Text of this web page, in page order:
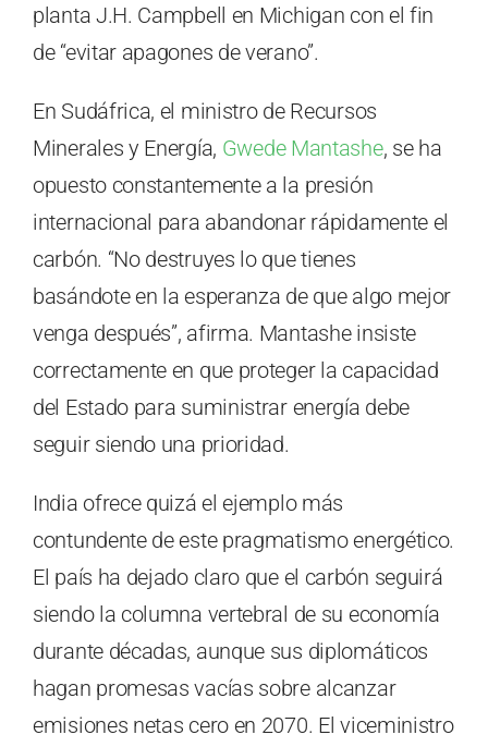
planta J.H. Campbell en Michigan con el fin
de “evitar apagones de verano”.
En Sudáfrica, el ministro de Recursos
Minerales y Energía, Gwede Mantashe, se ha
opuesto constantemente a la presión
internacional para abandonar rápidamente el
carbón. “No destruyes lo que tienes
basándote en la esperanza de que algo mejor
venga después”, afirma. Mantashe insiste
correctamente en que proteger la capacidad
del Estado para suministrar energía debe
seguir siendo una prioridad.
India ofrece quizá el ejemplo más
contundente de este pragmatismo energético.
El país ha dejado claro que el carbón seguirá
siendo la columna vertebral de su economía
durante décadas, aunque sus diplomáticos
hagan promesas vacías sobre alcanzar
emisiones netas cero en 2070. El viceministro